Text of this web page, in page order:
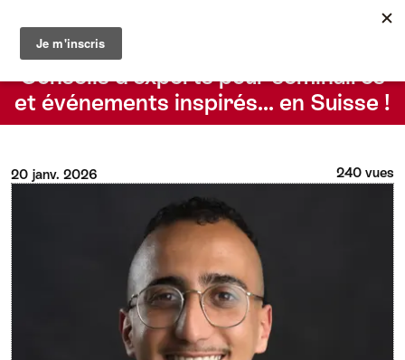
Le blog du Suisse Convention Bureau
Conseils d’experts pour séminaires
et événements inspirés… en Suisse !
20 janv. 2026 240 vues